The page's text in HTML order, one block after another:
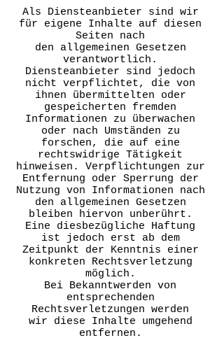
Als Diensteanbieter sind wir
für eigene Inhalte auf diesen
Seiten nach
den allgemeinen Gesetzen
verantwortlich.
Diensteanbieter sind jedoch
nicht verpflichtet, die von
ihnen übermittelten oder
gespeicherten fremden
Informationen zu überwachen
oder nach Umständen zu
forschen, die auf eine
rechtswidrige Tätigkeit
hinweisen. Verpflichtungen zur
Entfernung oder Sperrung der
Nutzung von Informationen nach
den allgemeinen Gesetzen
bleiben hiervon unberührt.
Eine diesbezügliche Haftung
ist jedoch erst ab dem
Zeitpunkt der Kenntnis einer
konkreten Rechtsverletzung
möglich.
Bei Bekanntwerden von
entsprechenden
Rechtsverletzungen werden
wir diese Inhalte umgehend
entfernen.